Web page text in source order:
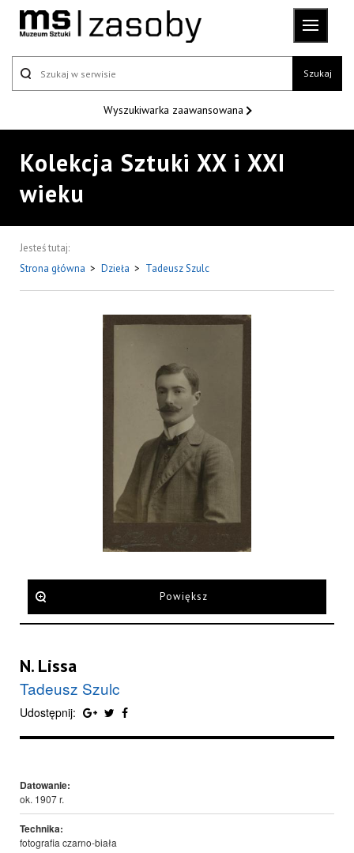
Szukaj
Wyszukiwarka zaawansowana
Kolekcja Sztuki XX i XXI
wieku
Jesteś tutaj:
Strona główna > Dzieła > Tadeusz Szulc
Powiększ
N. Lissa
Tadeusz Szulc
Udostępnij:
Datowanie:
ok. 1907 r.
Technika:
fotografia czarno-biała